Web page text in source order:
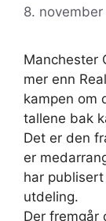
8.
Manchester
mer enn
kampen om
tallene bak
Det er den
er
har
utdeling.
Der fremgår